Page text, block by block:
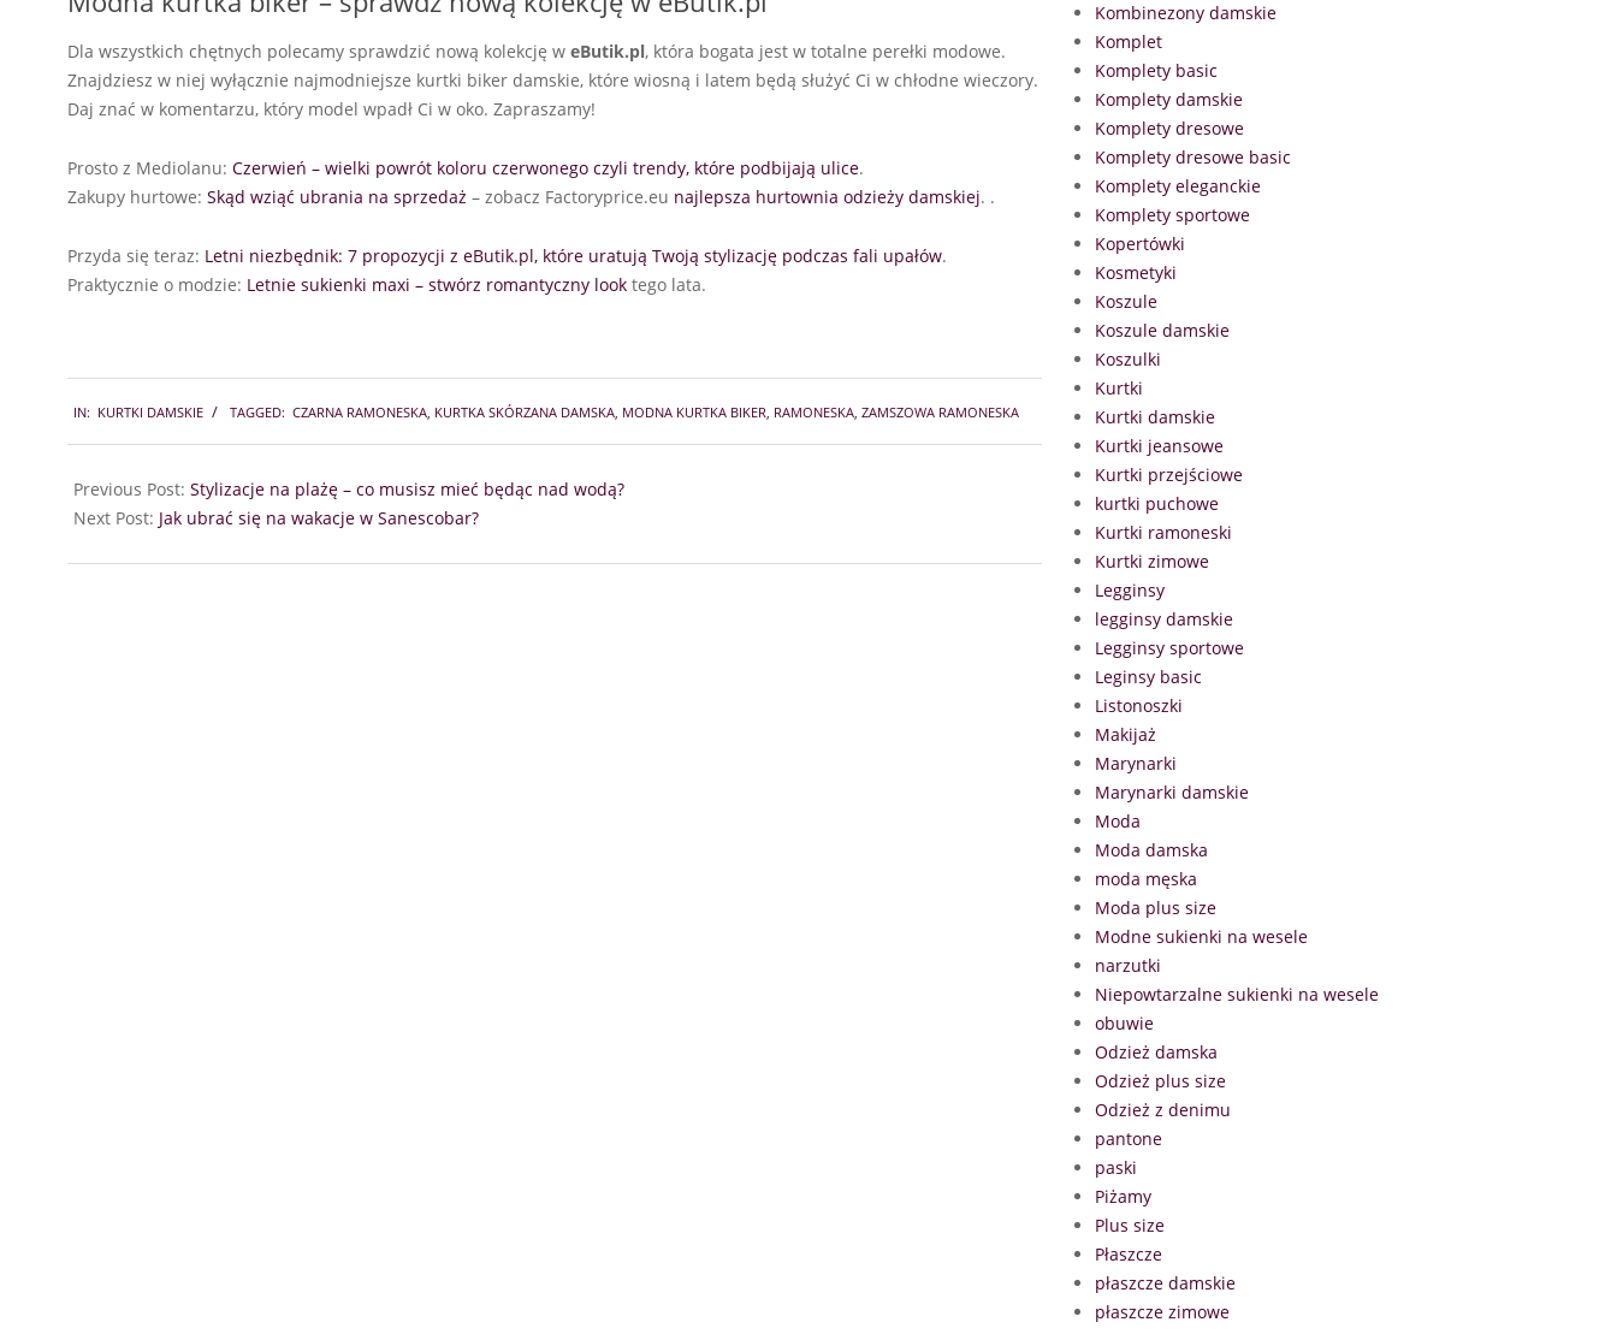
Dla wszystkich chętnych polecamy sprawdzić nową kolekcję w eButik.pl, która bogata jest w totalne perełki modowe.
Znajdziesz w niej wyłącznie najmodniejsze kurtki biker damskie, które wiosną i latem będą służyć Ci w chłodne wieczory.
Daj znać w komentarzu, który model wpadł Ci w oko. Zapraszamy!
Prosto z Mediolanu: Czerwień – wielki powrót koloru czerwonego czyli trendy, które podbijają ulice.
Zakupy hurtowe: Skąd wziąć ubrania na sprzedaż – zobacz Factoryprice.eu najlepsza hurtownia odzieży damskiej. .
Przyda się teraz: Letni niezbędnik: 7 propozycji z eButik.pl, które uratują Twoją stylizację podczas fali upałów.
Praktycznie o modzie: Letnie sukienki maxi – stwórz romantyczny look tego lata.
08-
11
IN: KURTKI DAMSKIE TAGGED: CZARNA RAMONESKA KURTKA SKÓRZANA DAMSKA MODNA KURTKA BIKER RAMONESKA ZAMSZOWA RAMONESKA
Previous Post: Stylizacje na plażę – co musisz mieć będąc nad wodą?
Next Post: Jak ubrać się na wakacje w Sanescobar?
Kombinezony damskie
Komplet
Komplety basic
Komplety damskie
Komplety dresowe
Komplety dresowe basic
Komplety eleganckie
Komplety sportowe
Kopertówki
Kosmetyki
Koszule
Koszule damskie
Koszulki
Kurtki
Kurtki damskie
Kurtki jeansowe
Kurtki przejściowe
kurtki puchowe
Kurtki ramoneski
Kurtki zimowe
Legginsy
legginsy damskie
Legginsy sportowe
Leginsy basic
Listonoszki
Makijaż
Marynarki
Marynarki damskie
Moda
Moda damska
moda męska
Moda plus size
Modne sukienki na wesele
narzutki
Niepowtarzalne sukienki na wesele
obuwie
Odzież damska
Odzież plus size
Odzież z denimu
pantone
paski
Piżamy
Plus size
Płaszcze
płaszcze damskie
płaszcze zimowe